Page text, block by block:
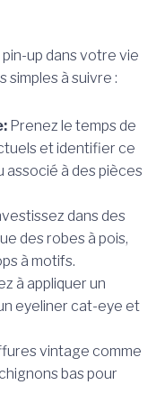
up dans votre vie
simples à suivre :
Prenez le temps de
et identifier ce
à des pièces
dans des
des robes à pois,
à motifs.
à appliquer un
eyeliner cat-eye et
vintage comme
bas pour